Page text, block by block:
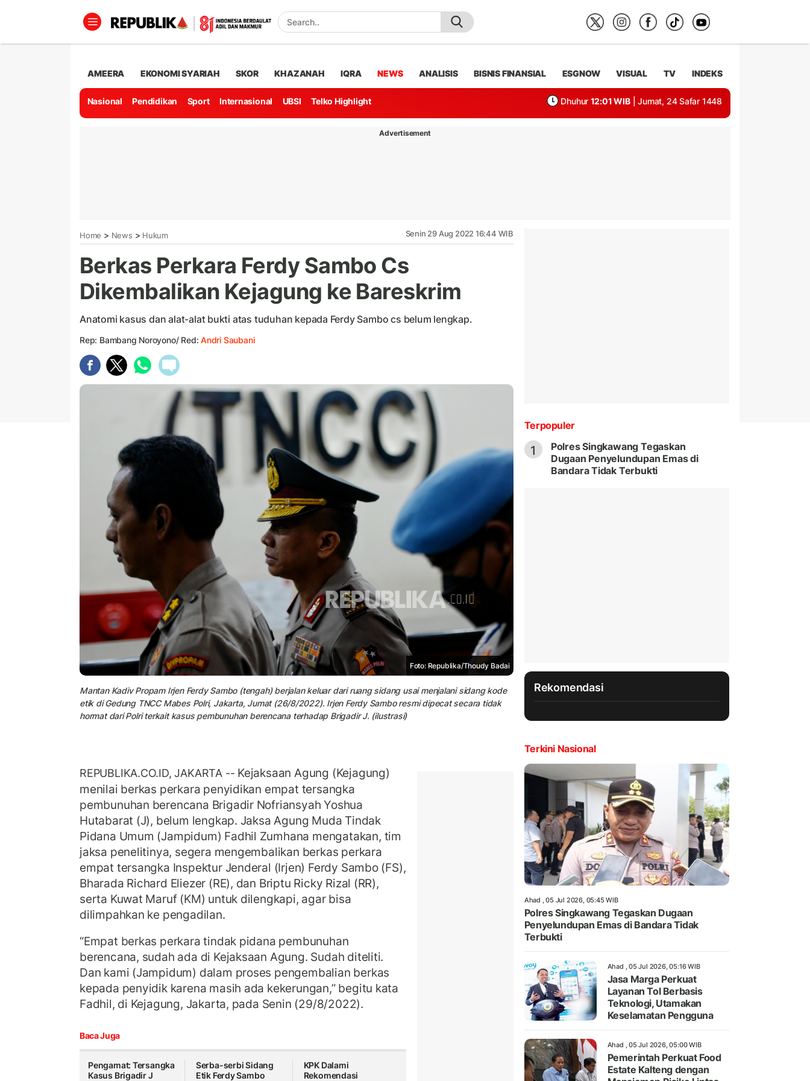
AMEERA EKONOMI SYARIAH SKOR KHAZANAH IQRA NEWS ANALISIS BISNIS FINANSIAL ESGNOW VISUAL TV INDEKS
Nasional Pendidikan Sport Internasional UBSI Telko Highlight Dhuhur 12:01 WIB | Jumat, 24 Safar 1448
Advertisement
Home > News > Hukum Senin 29 Aug 2022 16:44 WIB
Berkas Perkara Ferdy Sambo Cs
Dikembalikan Kejagung ke Bareskrim
Anatomi kasus dan alat-alat bukti atas tuduhan kepada Ferdy Sambo cs belum lengkap.
Rep: Bambang Noroyono/ Red:Andri Saubani
Foto: Republika/Thoudy Badai
Mantan Kadiv Propam Irjen Ferdy Sambo (tengah) berjalan keluar dari ruang sidang usai menjalani sidang kode
etik di Gedung TNCC Mabes Polri, Jakarta, Jumat (26/8/2022). Irjen Ferdy Sambo resmi dipecat secara tidak
hormat dari Polri terkait kasus pembunuhan berencana terhadap Brigadir J. (ilustrasi)
REPUBLIKA.CO.ID, JAKARTA -- Kejaksaan Agung (Kejagung)
menilai berkas perkara penyidikan empat tersangka
pembunuhan berencana Brigadir Nofriansyah Yoshua
Hutabarat (J), belum lengkap. Jaksa Agung Muda Tindak
Pidana Umum (Jampidum) Fadhil Zumhana mengatakan, tim
jaksa penelitinya, segera mengembalikan berkas perkara
empat tersangka Inspektur Jenderal (Irjen) Ferdy Sambo (FS),
Bharada Richard Eliezer (RE), dan Briptu Ricky Rizal (RR),
serta Kuwat Maruf (KM) untuk dilengkapi, agar bisa
dilimpahkan ke pengadilan.
“Empat berkas perkara tindak pidana pembunuhan
berencana, sudah ada di Kejaksaan Agung. Sudah diteliti.
Dan kami (Jampidum) dalam proses pengembalian berkas
kepada penyidik karena masih ada kekerungan,” begitu kata
Fadhil, di Kejagung, Jakarta, pada Senin (29/8/2022).
Baca Juga
Pengamat: Tersangka
Kasus Brigadir J
Serba-serbi Sidang
Etik Ferdy Sambo
KPK Dalami
Rekomendasi
Terpopuler
1
Polres Singkawang Tegaskan
Dugaan Penyelundupan Emas di
Bandara Tidak Terbukti
Rekomendasi
Terkini Nasional
Ahad , 05 Jul 2026, 05:45 WIB
Polres Singkawang Tegaskan Dugaan
Penyelundupan Emas di Bandara Tidak
Terbukti
Ahad , 05 Jul 2026, 05:16 WIB
Jasa Marga Perkuat
Layanan Tol Berbasis
Teknologi, Utamakan
Keselamatan Pengguna
Ahad , 05 Jul 2026, 05:00 WIB
Pemerintah Perkuat Food
Estate Kalteng dengan